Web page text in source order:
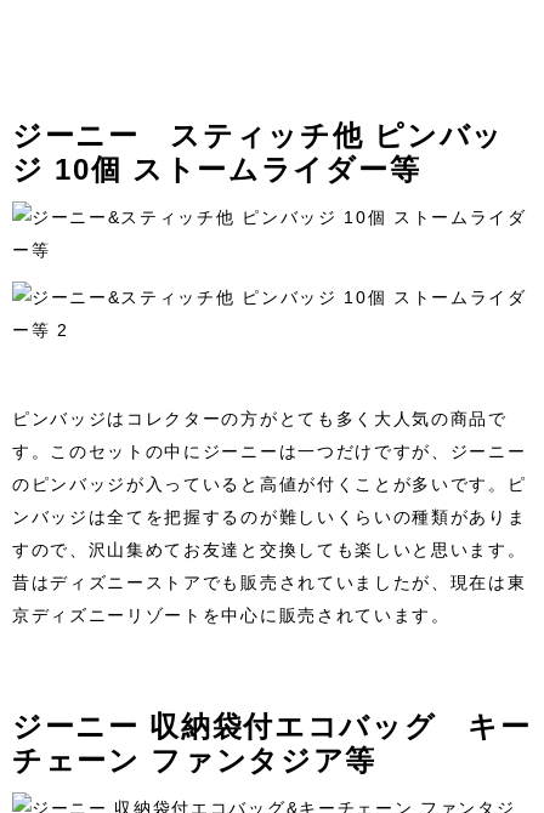
ジーニー スティッチ他 ピンバッ
ジ 10個 ストームライダー等
ピンバッジはコレクターの方がとても多く大人気の商品で
す。このセットの中にジーニーは一つだけですが、ジーニー
のピンバッジが入っていると高値が付くことが多いです。ピ
ンバッジは全てを把握するのが難しいくらいの種類がありま
すので、沢山集めてお友達と交換しても楽しいと思います。
昔はディズニーストアでも販売されていましたが、現在は東
京ディズニーリゾートを中心に販売されています。
ジーニー 収納袋付エコバッグ キー
チェーン ファンタジア等